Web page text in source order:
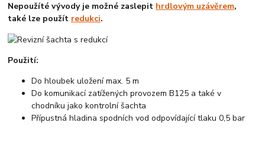
Nepoužíté vývody je možné zaslepit hrdlovým uzávěrem,
také lze použít redukci.
Použití:
Do hloubek uložení max. 5 m
Do komunikací zatížených provozem B125 a také v
chodníku jako kontrolní šachta
Přípustná hladina spodních vod odpovídající tlaku 0,5 bar